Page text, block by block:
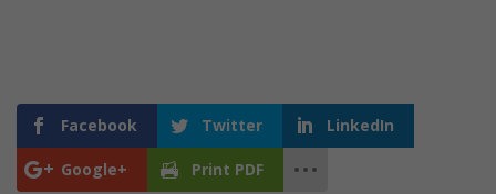
Facebook Twitter LinkedIn
Google+ Print PDF